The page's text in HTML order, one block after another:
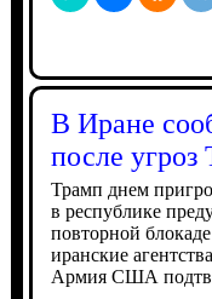
В Иране
после угроз
Трамп днем
в республике
повторной
иранские
Армия США